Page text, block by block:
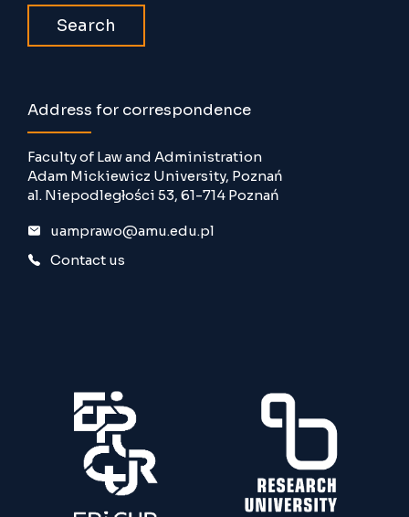
Address for correspondence
Faculty of Law and Administration
Adam Mickiewicz University, Poznań
al. Niepodległości 53, 61-714 Poznań
uamprawo@amu.edu.pl
Contact us